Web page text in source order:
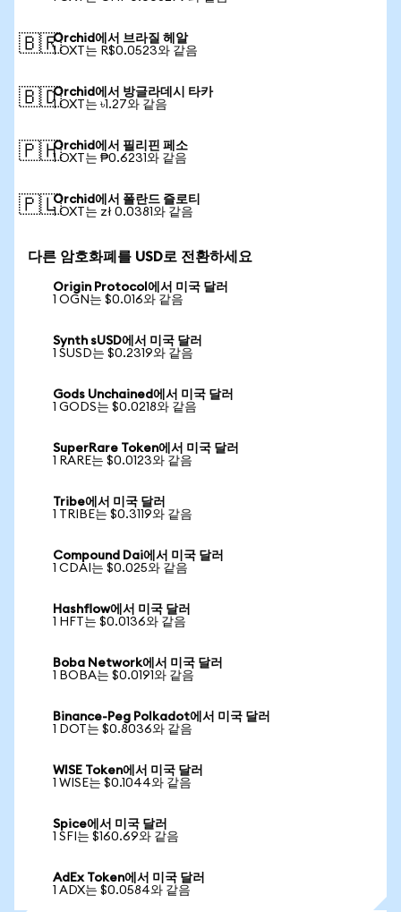
🇧🇷Orchid에서 브라질 헤알
1 OXT는 R$0.0523와 같음
🇧🇩Orchid에서 방글라데시 타카
1 OXT는 ৳1.27와 같음
🇵🇭Orchid에서 필리핀 페소
1 OXT는 ₱0.6231와 같음
🇵🇱Orchid에서 폴란드 즐로티
1 OXT는 zł 0.0381와 같음
다른 암호화폐를 USD로 전환하세요
Origin Protocol에서 미국 달러
1 OGN는 $0.016와 같음
Synth sUSD에서 미국 달러
1 SUSD는 $0.2319와 같음
Gods Unchained에서 미국 달러
1 GODS는 $0.0218와 같음
SuperRare Token에서 미국 달러
1 RARE는 $0.0123와 같음
Tribe에서 미국 달러
1 TRIBE는 $0.3119와 같음
Compound Dai에서 미국 달러
1 CDAI는 $0.025와 같음
Hashflow에서 미국 달러
1 HFT는 $0.0136와 같음
Boba Network에서 미국 달러
1 BOBA는 $0.0191와 같음
Binance-Peg Polkadot에서 미국 달러
1 DOT는 $0.8036와 같음
WISE Token에서 미국 달러
1 WISE는 $0.1044와 같음
Spice에서 미국 달러
1 SFI는 $160.69와 같음
AdEx Token에서 미국 달러
1 ADX는 $0.0584와 같음